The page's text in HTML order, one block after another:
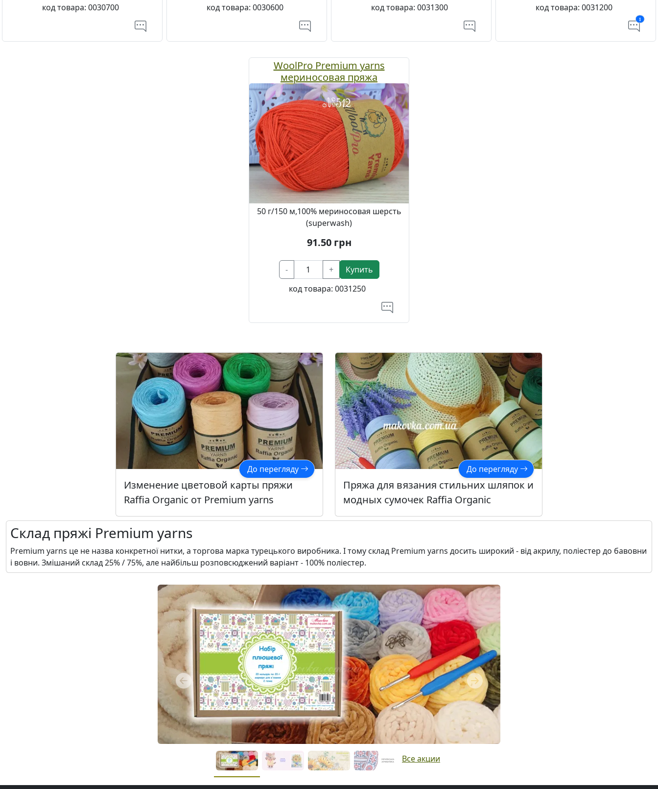
код товара: 0030700
код товара: 0030600
код товара: 0031300
код товара: 0031200
1
WoolPro Premium yarns
мериносовая пряжа
50 г/150 м,100% мериносовая шерсть
(superwash)
91.50грн
- +
Купить
код товара: 0031250
До перегляду
Изменение цветовой карты пряжи
Raffia Organic от Premium yarns
До перегляду
Пряжа для вязания стильних шляпок и
модных сумочек Raffia Organic
Premium yarns
Склад пряжі Premium yarns
Premium yarns це не назва конкретної нитки, а торгова марка турецького виробника. І тому склад Premium yarns досить широкий - від акрилу, поліестер до бавовни
і вовни. Змішаний склад 25% / 75%, але найбільш розповсюджений варіант - 100% поліестер.
Previous Next
Все акции